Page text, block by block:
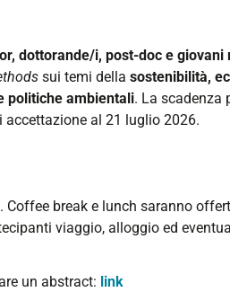
dottorande/i, post-doc e
sui temi della sostenibilità,
politiche ambientali. La scadenza
al 21 luglio 2026.
break e lunch saranno
viaggio, alloggio ed
un abstract: link